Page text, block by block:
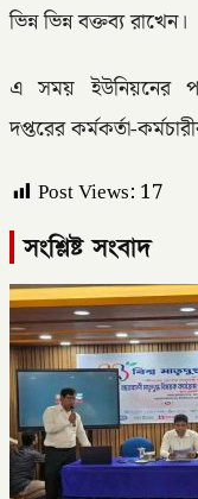
ভিন্ন ভিন্ন বক্তব্য রাখেন।
এ সময় ইউনিয়নের
দপ্তরের কর্মকর্তা-
Post Views: 17
সংশ্লিষ্ট সংবাদ